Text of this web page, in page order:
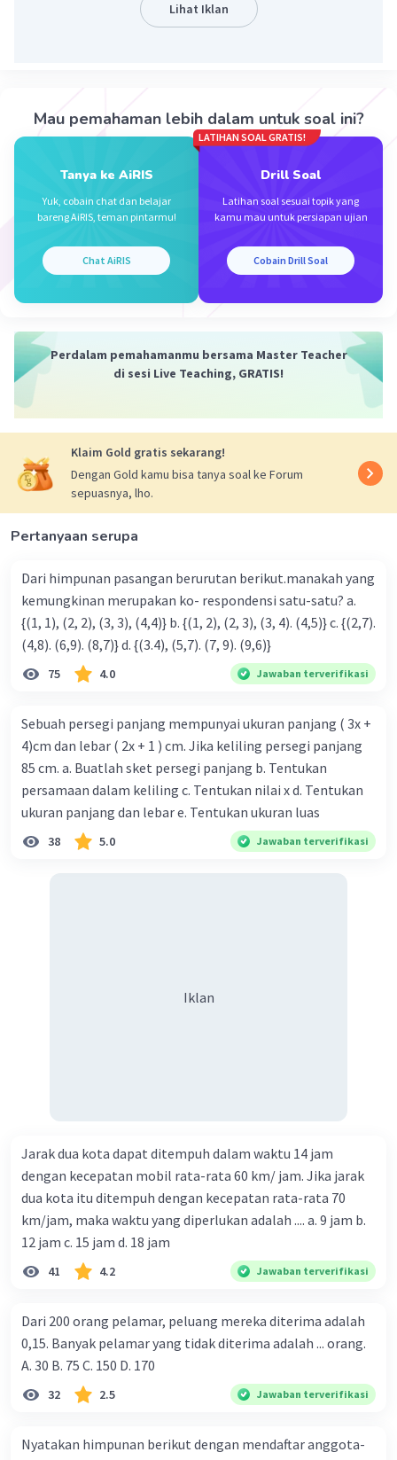
Berdasarkan konsep di atas, maka
Beri Rating·0.0 0) Balas
Lihat Iklan
Mau pemahaman lebih dalam untuk soal ini?
Tanya ke AiRIS
Yuk, cobain chat dan belajar
bareng AiRIS, teman pintarmu!
Chat AiRIS
LATIHAN SOAL GRATIS!
Drill Soal
Latihan soal sesuai topik yang
kamu mau untuk persiapan ujian
Cobain Drill Soal
Perdalam pemahamanmu bersama Master Teacher
di sesi Live Teaching, GRATIS!
Klaim Gold gratis sekarang!
Dengan Gold kamu bisa tanya soal ke Forum
sepuasnya, lho.
Pertanyaan serupa
Dari himpunan pasangan berurutan berikut.manakah yang
kemungkinan merupakan ko- respondensi satu-satu? a.
{(1, 1), (2, 2), (3, 3), (4,4)} b. {(1, 2), (2, 3), (3, 4). (4,5)} c. {(2,7).
(4,8). (6,9). (8,7)} d. {(3.4), (5,7). (7, 9). (9,6)}
75 4.0 Jawaban terverifikasi
Sebuah persegi panjang mempunyai ukuran panjang ( 3x +
4)cm dan lebar ( 2x + 1 ) cm. Jika keliling persegi panjang
85 cm. a. Buatlah sket persegi panjang b. Tentukan
persamaan dalam keliling c. Tentukan nilai x d. Tentukan
ukuran panjang dan lebar e. Tentukan ukuran luas
38 5.0 Jawaban terverifikasi
Iklan
Jarak dua kota dapat ditempuh dalam waktu 14 jam
dengan kecepatan mobil rata-rata 60 km/ jam. Jika jarak
dua kota itu ditempuh dengan kecepatan rata-rata 70
km/jam, maka waktu yang diperlukan adalah .... a. 9 jam b.
12 jam c. 15 jam d. 18 jam
41 4.2 Jawaban terverifikasi
Dari 200 orang pelamar, peluang mereka diterima adalah
0,15. Banyak pelamar yang tidak diterima adalah ... orang.
A. 30 B. 75 C. 150 D. 170
32 2.5 Jawaban terverifikasi
Nyatakan himpunan berikut dengan mendaftar anggota-